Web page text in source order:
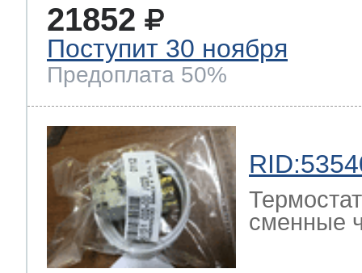
21852
Поступит 30 ноября
Предоплата 50%
сменные